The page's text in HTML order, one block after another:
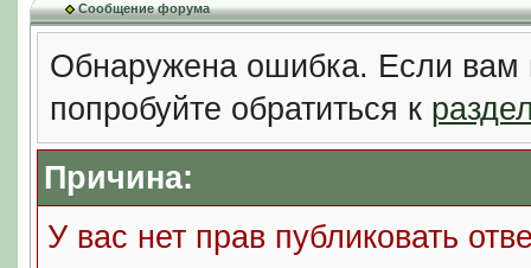
Сообщение форума
Обнаружена ошибка. Если вам
попробуйте обратиться к
Причина:
У вас нет прав публиковать